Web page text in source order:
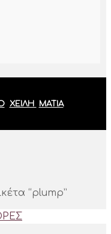
ΧΕΙΛΗ ΜΑΤΙΑ
“plump”